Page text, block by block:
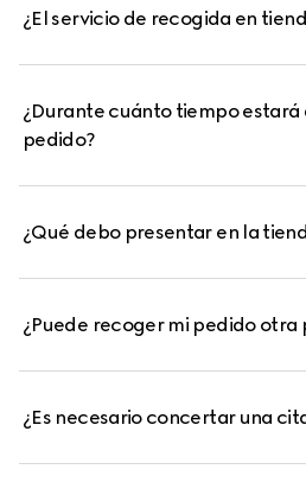
¿El servicio de recogida en
¿Durante cuánto tiempo estará
pedido?
¿Qué debo presentar en la
¿Puede recoger mi pedido otra
¿Es necesario concertar una